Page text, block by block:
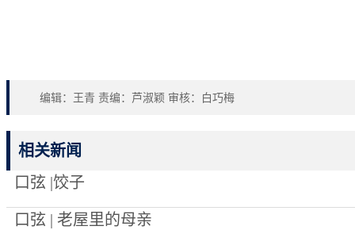
编辑：王青 责编：芦淑颖 审核：白巧梅
相关新闻
口弦 |饺子
口弦 | 老屋里的母亲